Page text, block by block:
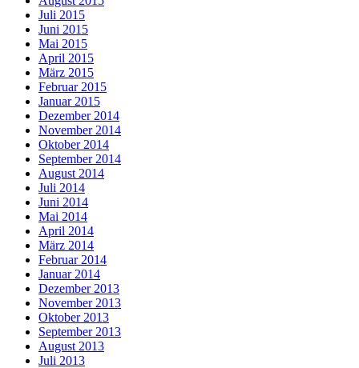
Juli 2015
Juni 2015
Mai 2015
April 2015
März 2015
Februar 2015
Januar 2015
Dezember 2014
November 2014
Oktober 2014
September 2014
August 2014
Juli 2014
Juni 2014
Mai 2014
April 2014
März 2014
Februar 2014
Januar 2014
Dezember 2013
November 2013
Oktober 2013
September 2013
August 2013
Juli 2013